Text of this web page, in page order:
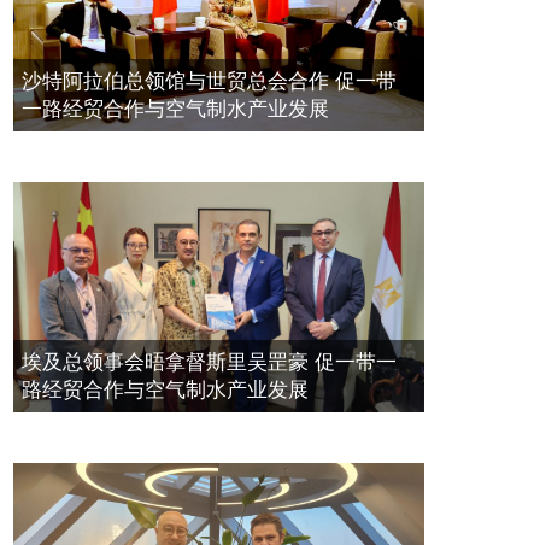
拿督斯里吴罡豪晤土耳其总领事 促一
带一路经贸合作与空气制水产业发展
2023年11月23日
2021年12月10日
空氣制水發明人吳達鎔出席聯合國環
境科政商管治聯盟會議
沙特阿拉伯总领馆与世贸总会合作 促一带
一路经贸合作与空气制水产业发展
埃及总领事会晤拿督斯里吴罡豪 促一带一
路经贸合作与空气制水产业发展